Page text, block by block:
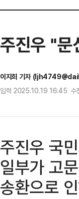
주진우 "
이지희 기자
입력 2025.10.19 16:45
주진우 국
일부가 고
송환으로